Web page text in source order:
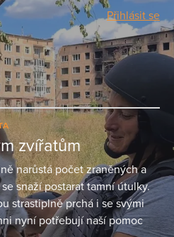
Přihlásit se
zvířatům
narůstá počet zraněných a
snaží postarat tamní útulky.
strastiplně prchá i se svými
nyní potřebují naší pomoc